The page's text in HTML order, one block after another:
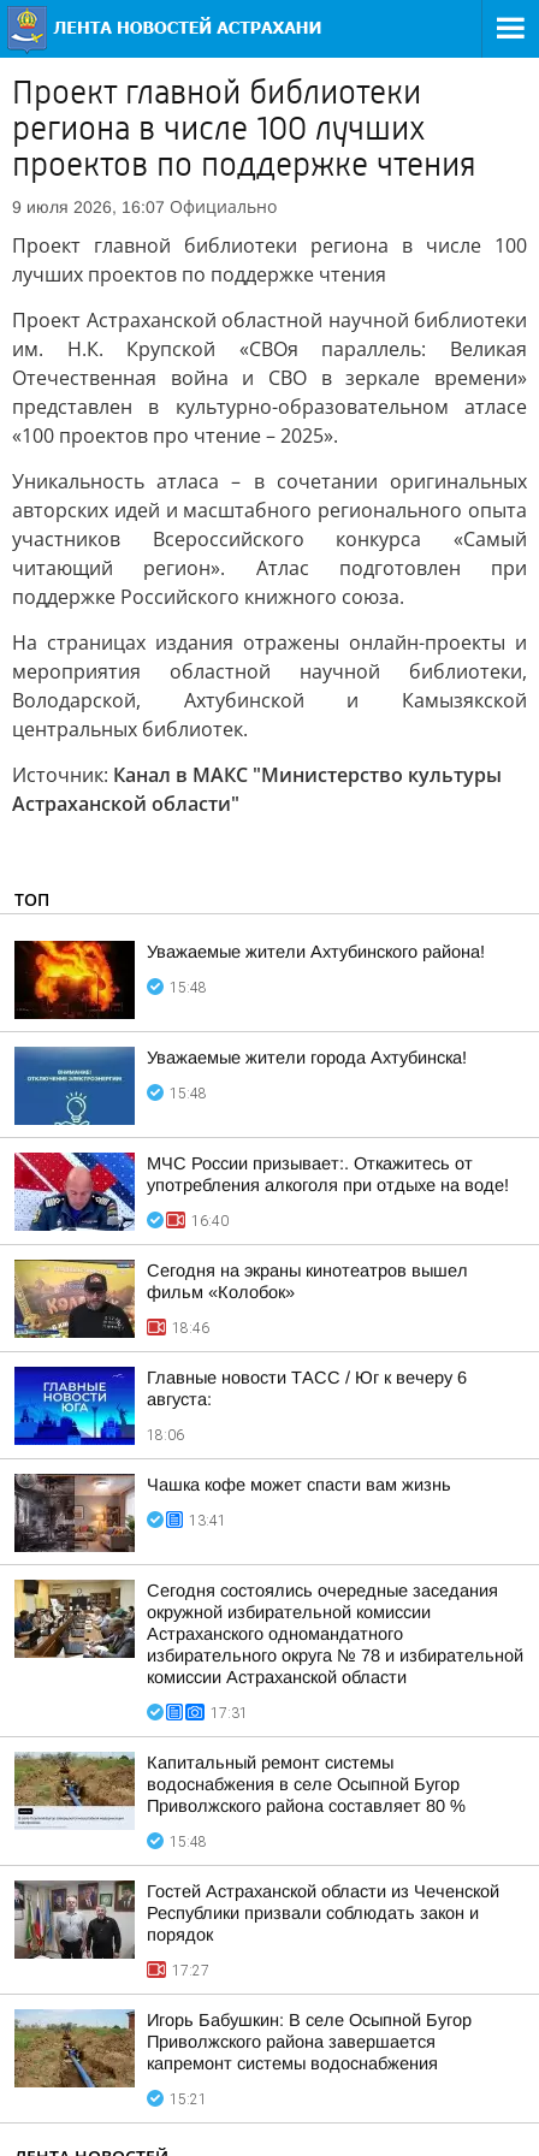
Проект главной библиотеки
региона в числе 100 лучших
проектов по поддержке чтения
9 июля 2026, 16:07 Официально
Проект главной библиотеки региона в числе 100
лучших проектов по поддержке чтения
Проект Астраханской областной научной библиотеки
им. Н.К. Крупской «СВОя параллель: Великая
Отечественная война и СВО в зеркале времени»
представлен в культурно-образовательном атласе
«100 проектов про чтение – 2025».
Уникальность атласа – в сочетании оригинальных
авторских идей и масштабного регионального опыта
участников Всероссийского конкурса «Самый
читающий регион». Атлас подготовлен при
поддержке Российского книжного союза.
На страницах издания отражены онлайн-проекты и
мероприятия областной научной библиотеки,
Володарской, Ахтубинской и Камызякской
центральных библиотек.
Источник: Канал в МАКС "Министерство культуры
Астраханской области"
ТОП
Уважаемые жители Ахтубинского района!
15:48
Уважаемые жители города Ахтубинска!
15:48
МЧС России призывает:. Откажитесь от
употребления алкоголя при отдыхе на воде!
16:40
Сегодня на экраны кинотеатров вышел
фильм «Колобок»
18:46
Главные новости ТАСС / Юг к вечеру 6
августа:
18:06
Чашка кофе может спасти вам жизнь
13:41
Сегодня состоялись очередные заседания
окружной избирательной комиссии
Астраханского одномандатного
избирательного округа № 78 и избирательной
комиссии Астраханской области
17:31
Капитальный ремонт системы
водоснабжения в селе Осыпной Бугор
Приволжского района составляет 80 %
15:48
Гостей Астраханской области из Чеченской
Республики призвали соблюдать закон и
порядок
17:27
Игорь Бабушкин: В селе Осыпной Бугор
Приволжского района завершается
капремонт системы водоснабжения
15:21